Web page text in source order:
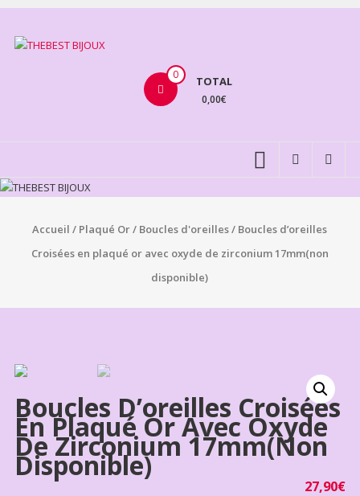
Aller
contenu
BIJOUX
0 TOTAL
0,00€
Accueil / Plaqué Or/ Boucles d'oreilles/ Boucles d’oreilles
Croisées en plaqué or avec oxyde de zirconium 17mm(non
disponible)
Boucles D’oreilles Croisées
En Plaqué Or Avec Oxyde
De Zirconium 17mm(non
Disponible)
27,90€